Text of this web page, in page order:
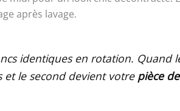
après lavage.
identiques en rotation.
et le second devient votre pièce